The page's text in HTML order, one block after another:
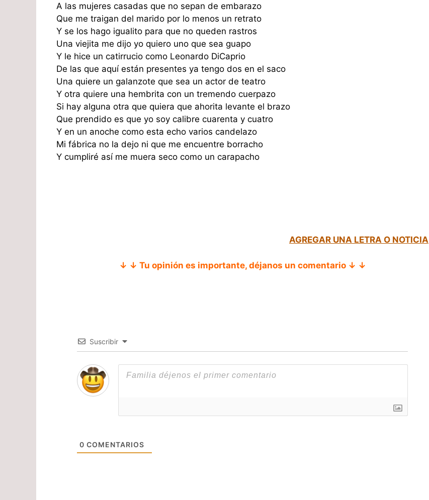
A las mujeres casadas que no sepan de embarazo
Que me traigan del marido por lo menos un retrato
Y se los hago igualito para que no queden rastros
Una viejita me dijo yo quiero uno que sea guapo
Y le hice un catirrucio como Leonardo DiCaprio
De las que aquí están presentes ya tengo dos en el saco
Una quiere un galanzote que sea un actor de teatro
Y otra quiere una hembrita con un tremendo cuerpazo
Si hay alguna otra que quiera que ahorita levante el brazo
Que prendido es que yo soy calibre cuarenta y cuatro
Y en un anoche como esta echo varios candelazo
Mi fábrica no la dejo ni que me encuentre borracho
Y cumpliré así me muera seco como un carapacho
AGREGAR UNA LETRA O NOTICIA
↓ ↓ Tu opinión es importante, déjanos un comentario ↓ ↓
Suscribir
0 COMENTARIOS